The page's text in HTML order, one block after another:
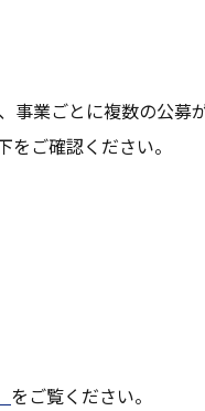
事業ごとに複数の公募
ご確認ください。
をご覧ください。